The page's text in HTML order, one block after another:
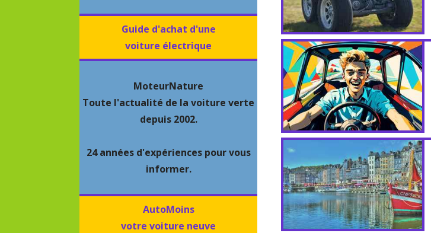
Guide d'achat d'une
voiture électrique
MoteurNature
Toute l'actualité de la voiture verte
depuis 2002.
24 années d'expériences pour vous
informer.
AutoMoins
votre voiture neuve